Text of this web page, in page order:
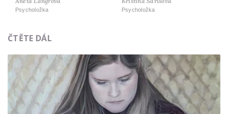
Psycholožka Psycholožka
ČTĚTE DÁL